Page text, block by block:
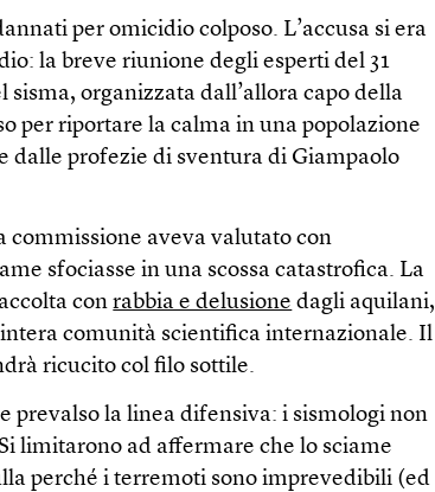
per omicidio colposo. L’accusa si era
la breve riunione degli esperti del 31
organizzata dall’allora capo della
per riportare la calma in una popolazione
dalle profezie di sventura di Giampaolo
commissione aveva valutato con
sfociasse in una scossa catastrofica. La
conrabbia e delusione dagli aquilani,
comunità scientifica internazionale. Il
ricucito col filo sottile.
prevalso la linea difensiva: i sismologi non
limitarono ad affermare che lo sciame
perché i terremoti sono imprevedibili (ed